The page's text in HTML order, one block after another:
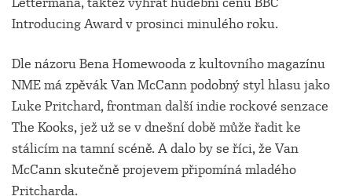
Introducing Award v prosinci minulého roku.
Dle názoru Bena Homewooda z kultovního magazínu
NME má zpěvák Van McCann podobný styl hlasu jako
Luke Pritchard, frontman další indie rockové senzace
The Kooks, jež už se v dnešní době může řadit ke
stálicím na tamní scéně. A dalo by se říci, že Van
McCann skutečně projevem připomíná mladého
Pritcharda.